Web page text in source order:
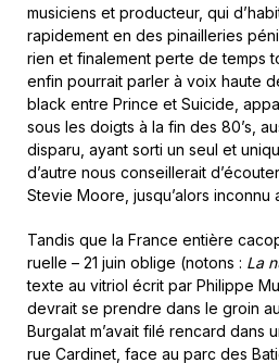
musiciens et producteur, qui
rapidement en des pinailleries
rien et finalement perte de temps
enfin pourrait parler à voix haute
black entre Prince et Suicide,
sous les doigts à la fin des 80’s,
disparu, ayant sorti un seul et
d’autre nous conseillerait
Stevie Moore, jusqu’alors inconnu
Tandis que la France entière
ruelle – 21 juin oblige (notons : La
texte au vitriol écrit par Philippe
devrait se prendre dans le groin
Burgalat m’avait filé rencard dans
rue Cardinet, face au parc des